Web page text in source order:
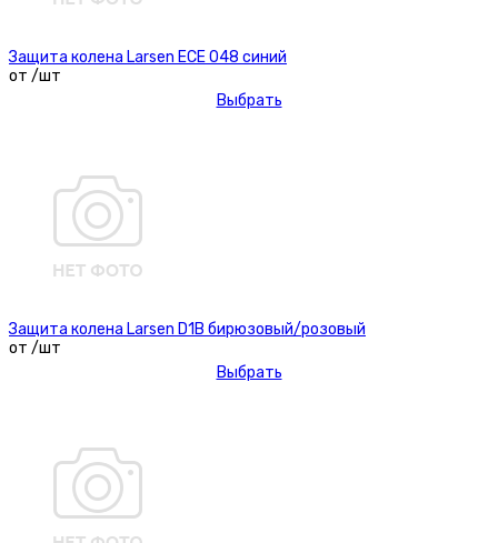
Защита колена Larsen ECE 048 синий
от /шт
Выбрать
Защита колена Larsen D1B бирюзовый/розовый
от /шт
Выбрать